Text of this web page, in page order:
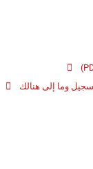
)
وما إلى هنالك